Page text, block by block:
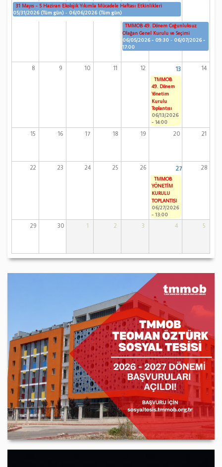
31 Mayıs - 5 Haziran Ekolojik Yıkımla Mücadele Haftası Etkinlikleri
05/31/2026 (Tüm gün) - 06/06/2026 (Tüm gün)
TMMOB 49. Dönem Çoğunluksuz
Olağan Genel Kurulu ve Seçimi
06/05/2026 - 09:30 - 06/07/2026 -
17:00
8 9 10 11 12 13 14
TMMOB
49. Dönem
Yönetim
Kurulu
Toplantısı
06/13/2026
- 14:00
15 16 17 18 19 20 21
22 23 24 25 26 27 28
TMMOB
YÖNETİM
KURULU
TOPLANTISI
06/27/2026
- 13:00
29 30 1 2 3 4 5